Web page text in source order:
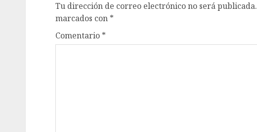
Tu dirección de correo electrónico no será publicada.
marcados con *
Comentario *